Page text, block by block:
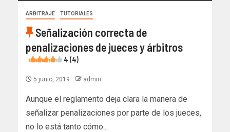
ARBITRAJE TUTORIALES
Señalización correcta de
penalizaciones de jueces y árbitros
4 (4)
5 junio, 2019 admin
Aunque el reglamento deja clara la manera de
señalizar penalizaciones por parte de los jueces,
no lo está tanto cómo...